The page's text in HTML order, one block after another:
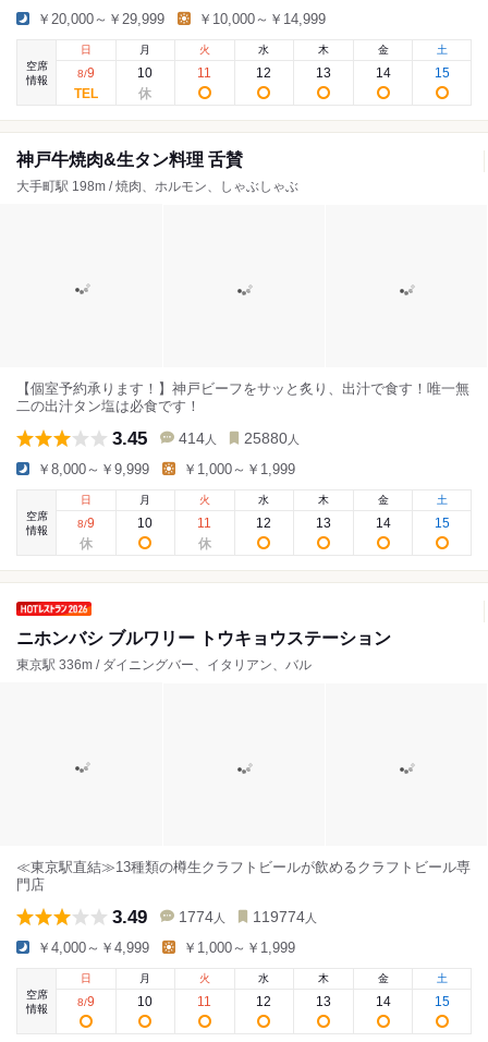
￥20,000～￥29,999 ￥10,000～￥14,999
空席
情報
日
8/9
月
10
火
11
水
12
木
13
金
14
土
15
神戸牛焼肉&生タン料理 舌賛
大手町駅 198m / 焼肉、ホルモン、しゃぶしゃぶ
【個室予約承ります！】神戸ビーフをサッと炙り、出汁で食す！唯一無
二の出汁タン塩は必食です！
3.45 414 人 25880 人
￥8,000～￥9,999 ￥1,000～￥1,999
空席
情報
日
8/9
月
10
火
11
水
12
木
13
金
14
土
15
ニホンバシ ブルワリー トウキョウステーション
東京駅 336m / ダイニングバー、イタリアン、バル
≪東京駅直結≫13種類の樽生クラフトビールが飲めるクラフトビール専
門店
3.49 1774 人 119774 人
￥4,000～￥4,999 ￥1,000～￥1,999
空席
情報
日
8/9
月
10
火
11
水
12
木
13
金
14
土
15